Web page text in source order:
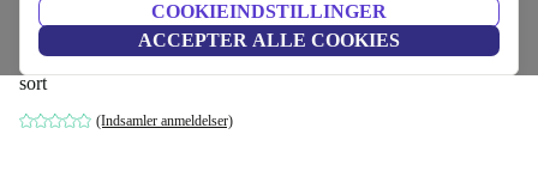
COOKIEINDSTILLINGER
ACCEPTER ALLE COOKIES
Recaro adapter Easylife 2
sort
(Indsamler anmeldelser)